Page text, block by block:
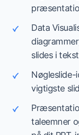
Data
slides i
vigtigste
taleemner